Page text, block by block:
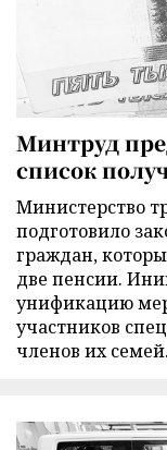
Минтруд
список
Министерство
подготовило
граждан,
две пенсии.
унификацию
участников
членов их семей.